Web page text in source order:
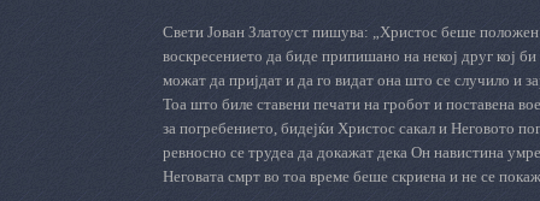
Свети Јован Златоуст пишува: „Христос беше
воскресението да биде припишано на некој друг кој
можат да пријдат и да го видат она што се случило и
Тоа што биле ставени печати на гробот и поставена
за погребението, бидејќи Христос сакал и Неговото
ревносно се трудеа да докажат дека Он навистина
Неговата смрт во тоа време беше скриена и не се